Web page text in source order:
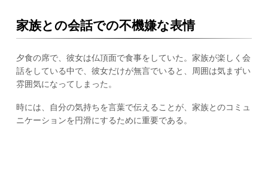
家族との会話での不機嫌な表情
夕食の席で、彼女は仏頂面で食事をしていた。家族が楽しく会
話をしている中で、彼女だけが無言でいると、周囲は気まずい
雰囲気になってしまった。
時には、自分の気持ちを言葉で伝えることが、家族とのコミュ
ニケーションを円滑にするために重要である。